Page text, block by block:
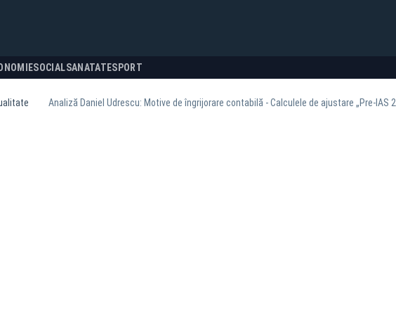
SOCIALSANATATESPORT
Analiză Daniel Udrescu: Motive de îngrijorare contabilă - Calculele de ajustare „Pre-IAS